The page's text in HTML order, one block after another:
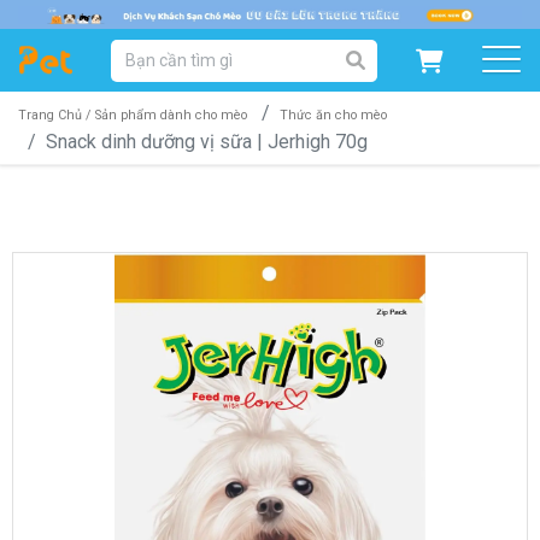
DANH MỤC SẢN PHẨM
SẢN PHẨM DÀNH CHO MÈO SẢN PHẨM DÀNH CHO CHÓ
Trang Chủ / Sản phẩm dành cho mèo Thức ăn cho mèo
Snack dinh dưỡng vị sữa | Jerhigh 70g